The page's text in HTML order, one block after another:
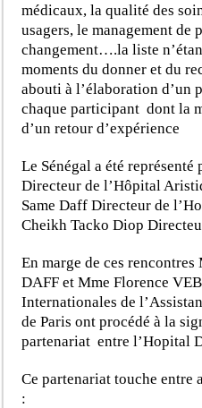
médicaux, la qualité des
usagers, le management de
changement….la liste
moments du donner et du
abouti à l’élaboration d’un
chaque participant dont la
d’un retour d’expérience
Le Sénégal a été
Directeur de l’Hôpital
Same Daff Directeur de
Cheikh Tacko Diop
En marge de ces
DAFF et Mme Florence
Internationales de
de Paris ont procédé à la
partenariat entre l’Hopital
Ce partenariat touche entre
: